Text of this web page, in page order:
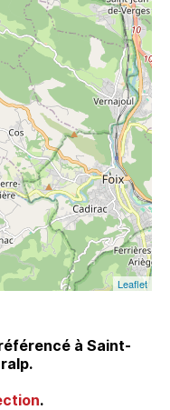
Leaflet
à Saint-
.